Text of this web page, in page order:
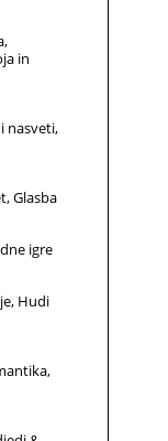
in
nasveti
Glasba
igre
Hudi